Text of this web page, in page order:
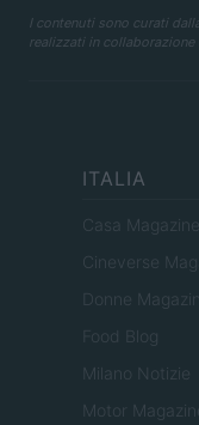
I contenuti sono curati
realizzati in
ITALIA
Casa Magazine
Cineverse
Donne
Food Blog
Milano Notizie
Motor